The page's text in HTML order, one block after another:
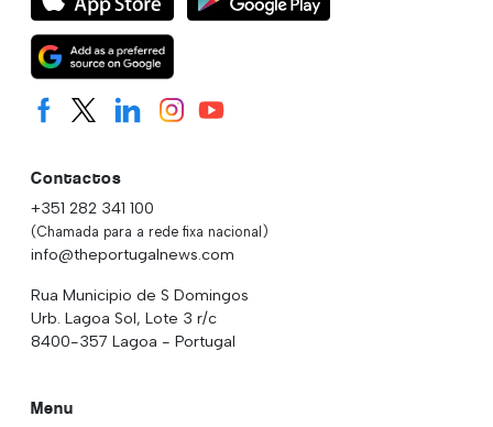
Contactos
+351 282 341 100
(Chamada para a rede fixa nacional)
info@theportugalnews.com
Rua Municipio de S Domingos
Urb. Lagoa Sol, Lote 3 r/c
8400-357 Lagoa - Portugal
Menu